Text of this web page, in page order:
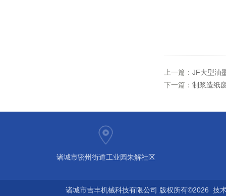
上一篇： JF大型油
下一篇： 制浆造纸
诸城市密州街道工业园朱解社区
诸城市吉丰机械科技有限公司 版权所有©2026 技